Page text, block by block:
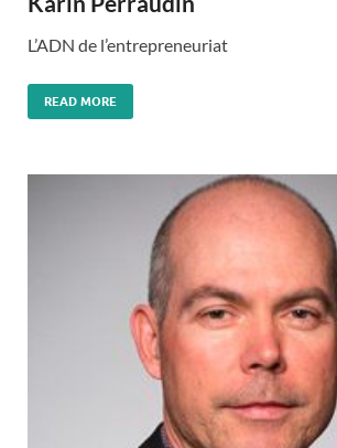
L’ADN de l’entrepreneuriat
READ MORE